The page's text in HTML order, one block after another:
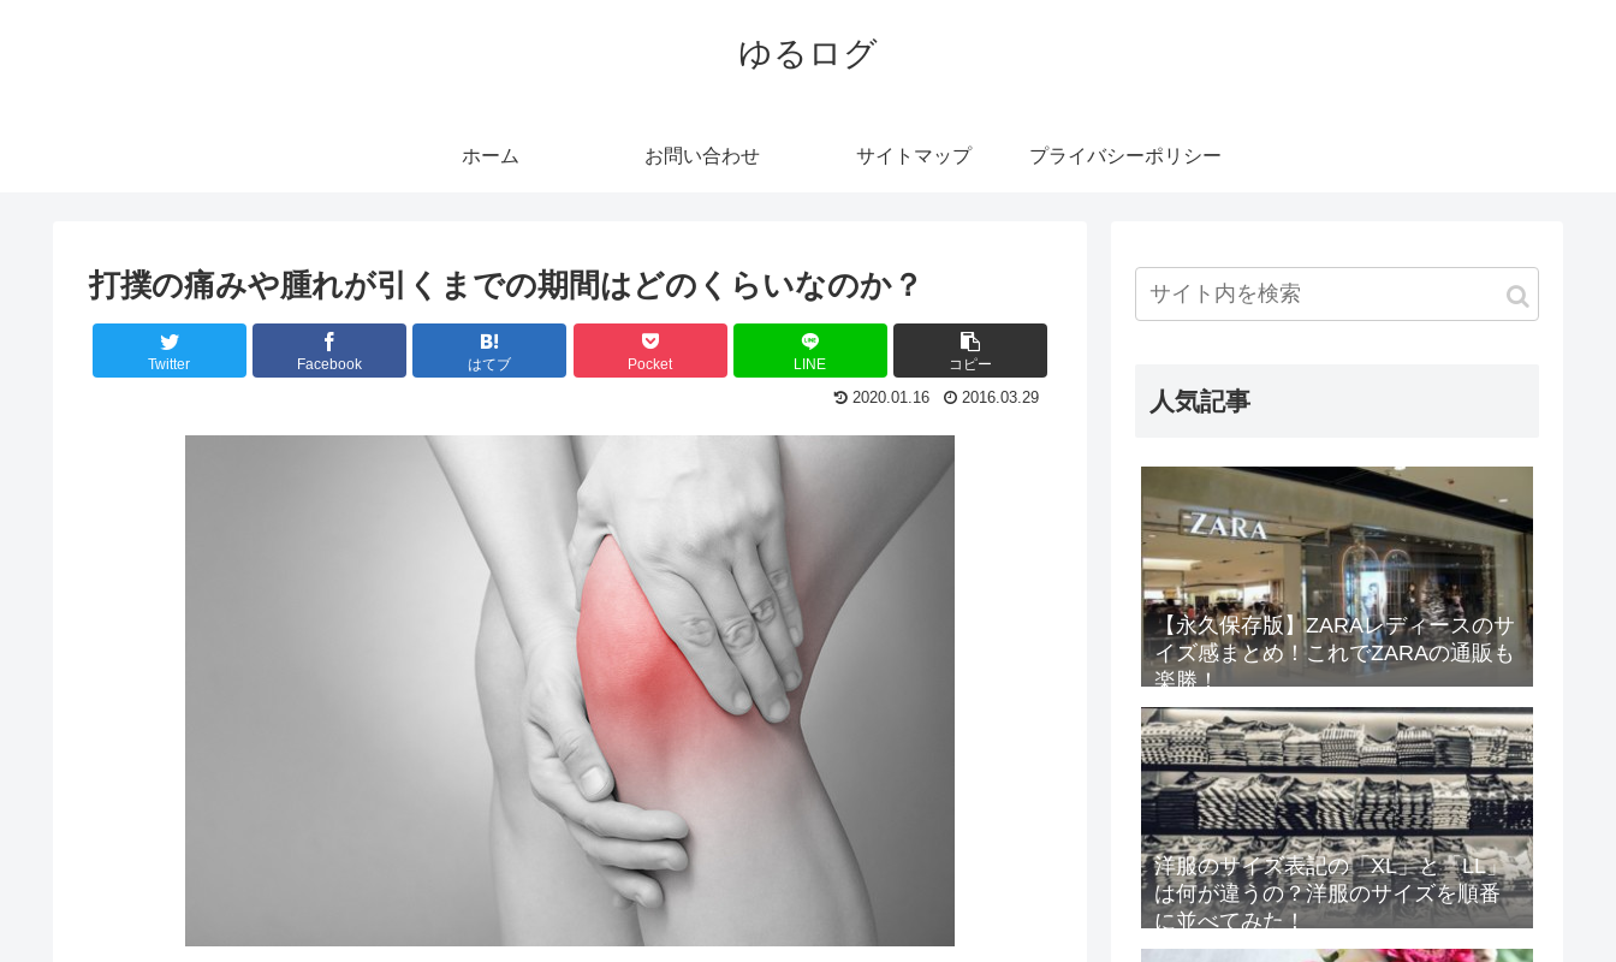
ゆるログ
ホーム お問い合わせ サイトマップ プライバシーポリシー
打撲の痛みや腫れが引くまでの期間はどのくらいなのか？
Twitter Facebook はてブ Pocket LINE コピー
2020.01.16 2016.03.29 人気記事
【永久保存版】ZARAレディースのサ
イズ感まとめ！これでZARAの通販も
楽勝！
洋服のサイズ表記の「XL」と「LL」
は何が違うの？洋服のサイズを順番
に並べてみた！